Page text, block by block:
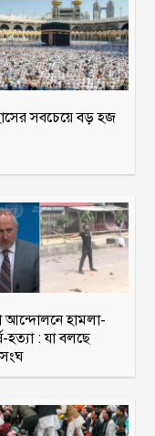
সবচেয়ে বড় হজ
আন্দোলনে হামলা-
হত্যা : যা বলছে